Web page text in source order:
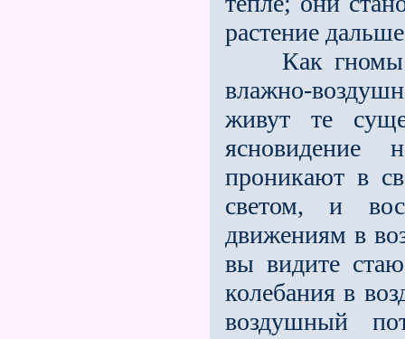
растение
Как гномы
влажно-
живут те
проникают в
светом, и
движениям в
вы видите
колебания в
воздушный